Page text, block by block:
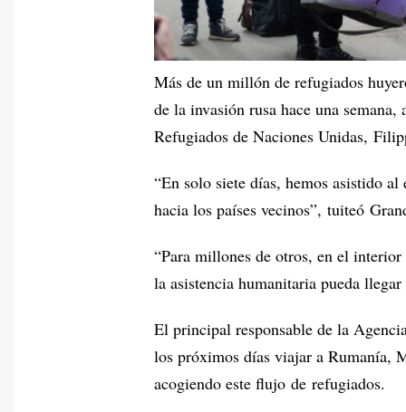
Más de un millón de refugiados
de la invasión rusa hace una
Refugiados de Naciones Unidas,
“En solo siete días, hemos asistido
hacia los países vecinos”, tuiteó
“Para millones de otros, en el
la asistencia humanitaria pueda
El principal responsable de la
los próximos días viajar a Rumanía,
acogiendo este flujo de refugiados.